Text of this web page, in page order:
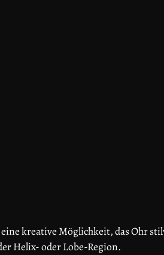
kreative Möglichkeit, das Ohr
Helix- oder Lobe-Region.